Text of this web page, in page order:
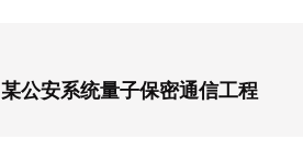
某公安系统量子保密通信工程